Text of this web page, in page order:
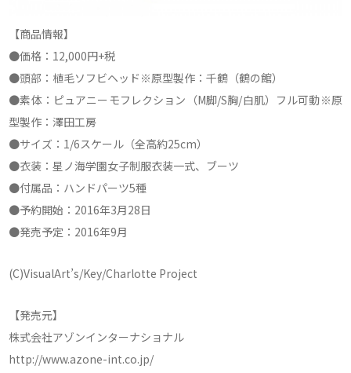
【商品情報】
●価格：12,000円+税
●頭部：植毛ソフビヘッド※原型製作：千鶴（鶴の館）
●素体：ピュアニーモフレクション（M脚/S胸/白肌）フル可動※原
型製作：澤田工房
●サイズ：1/6スケール（全高約25cm）
●衣装：星ノ海学園女子制服衣装一式、ブーツ
●付属品：ハンドパーツ5種
●予約開始：2016年3月28日
●発売予定：2016年9月
(C)VisualArt’s/Key/Charlotte Project
【発売元】
株式会社アゾンインターナショナル
http://www.azone-int.co.jp/